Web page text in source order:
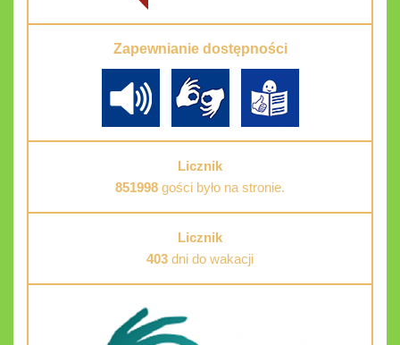
Zapewnianie dostępności
Licznik
851998 gości było na stronie.
Licznik
403 dni do wakacji